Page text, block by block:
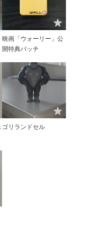
映画「ウォーリー」公
開特典バッチ
ゴリランドセル